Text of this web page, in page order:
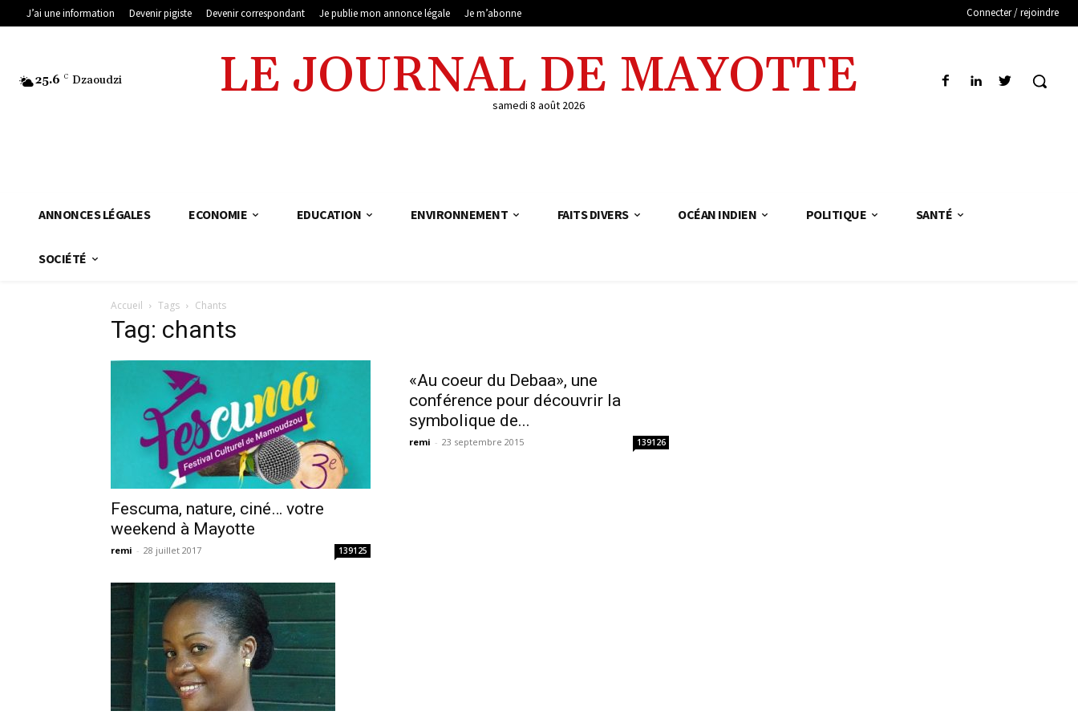
J’ai une information Devenir pigiste Devenir correspondant Je publie mon annonce légale Je m’abonne Connecter / rejoindre
25.6 C Dzaoudzi LE JOURNAL DE MAYOTTE
samedi 8 août 2026
ANNONCES LÉGALES ECONOMIE EDUCATION ENVIRONNEMENT FAITS DIVERS OCÉAN INDIEN POLITIQUE SANTÉ
SOCIÉTÉ
Accueil Tags Chants
Tag: chants
Fescuma, nature, ciné… votre
weekend à Mayotte
remi - 28 juillet 2017 139125
«Au coeur du Debaa», une
conférence pour découvrir la
symbolique de...
remi - 23 septembre 2015 139126